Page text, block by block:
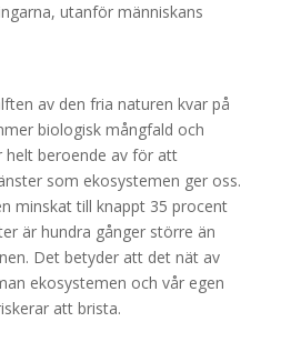
utanför människans
av den fria naturen kvar på
biologisk mångfald och
helt beroende av för att
som ekosystemen ger oss.
minskat till knappt 35 procent
är hundra gånger större än
Det betyder att det nät av
ekosystemen och vår egen
att brista.